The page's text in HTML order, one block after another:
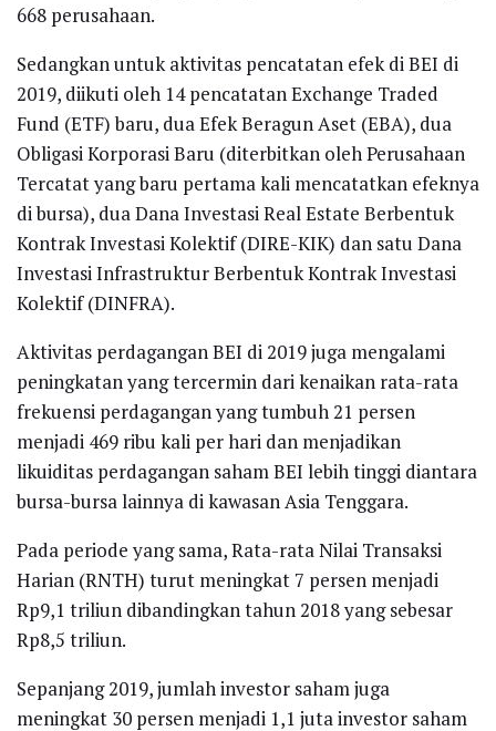
668 perusahaan.
Sedangkan untuk aktivitas pencatatan efek di BEI di
2019, diikuti oleh 14 pencatatan Exchange Traded
Fund (ETF) baru, dua Efek Beragun Aset (EBA), dua
Obligasi Korporasi Baru (diterbitkan oleh Perusahaan
Tercatat yang baru pertama kali mencatatkan efeknya
di bursa), dua Dana Investasi Real Estate Berbentuk
Kontrak Investasi Kolektif (DIRE-KIK) dan satu Dana
Investasi Infrastruktur Berbentuk Kontrak Investasi
Kolektif (DINFRA).
Aktivitas perdagangan BEI di 2019 juga mengalami
peningkatan yang tercermin dari kenaikan rata-rata
frekuensi perdagangan yang tumbuh 21 persen
menjadi 469 ribu kali per hari dan menjadikan
likuiditas perdagangan saham BEI lebih tinggi diantara
bursa-bursa lainnya di kawasan Asia Tenggara.
Pada periode yang sama, Rata-rata Nilai Transaksi
Harian (RNTH) turut meningkat 7 persen menjadi
Rp9,1 triliun dibandingkan tahun 2018 yang sebesar
Rp8,5 triliun.
Sepanjang 2019, jumlah investor saham juga
meningkat 30 persen menjadi 1,1 juta investor saham